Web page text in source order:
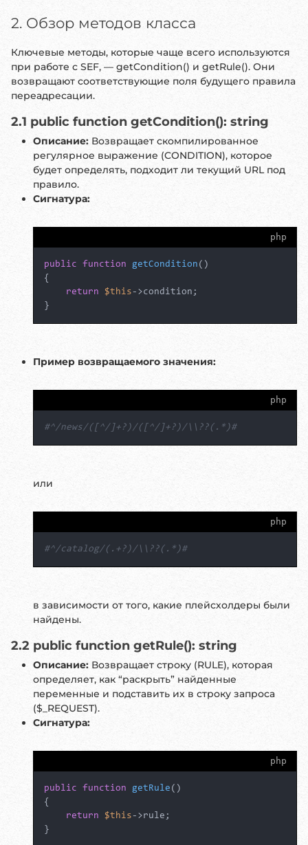
2. Обзор методов класса
Ключевые методы, которые чаще всего используются
при работе с SEF, — getCondition() и getRule(). Они
возвращают соответствующие поля будущего правила
переадресации.
2.1 public function getCondition(): string
Описание: Возвращает скомпилированное
регулярное выражение (CONDITION), которое
будет определять, подходит ли текущий URL под
правило.
Сигнатура:
php
public function getCondition (
{
return
$this->condition;
}
Пример возвращаемого значения:
php
#^/news/([^/]+?)/([^/]+?)/\\??(.*)#
или
php
#^/catalog/(.+?)/\\??(.*)#
в зависимости от того, какие плейсхолдеры были
найдены.
2.2 public function getRule(): string
Описание: Возвращает строку (RULE), которая
определяет, как “раскрыть” найденные
переменные и подставить их в строку запроса
($_REQUEST).
Сигнатура:
php
public function getRule (
{
return
$this->rule;
}